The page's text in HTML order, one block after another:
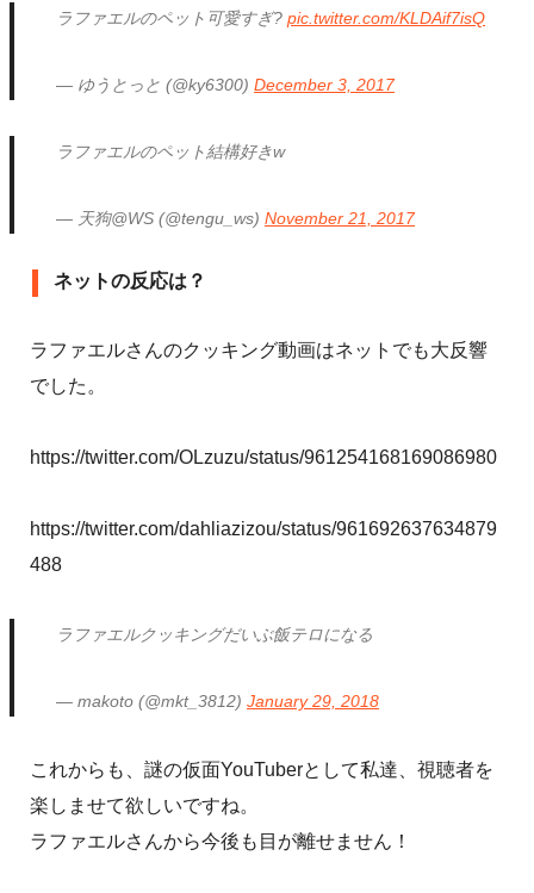
ラファエルのペット可愛すぎ?pic.twitter.com/KLDAif7isQ
— ゆうとっと (@ky6300)December 3, 2017
ラファエルのペット結構好きw
— 天狗@WS (@tengu_ws)November 21, 2017
ネットの反応は？
ラファエルさんのクッキング動画はネットでも大反響
でした。
https://twitter.com/OLzuzu/status/961254168169086980
https://twitter.com/dahliazizou/status/961692637634879
488
ラファエルクッキングだいぶ飯テロになる
— makoto (@mkt_3812)January 29, 2018
これからも、謎の仮面YouTuberとして私達、視聴者を
楽しませて欲しいですね。
ラファエルさんから今後も目が離せません！